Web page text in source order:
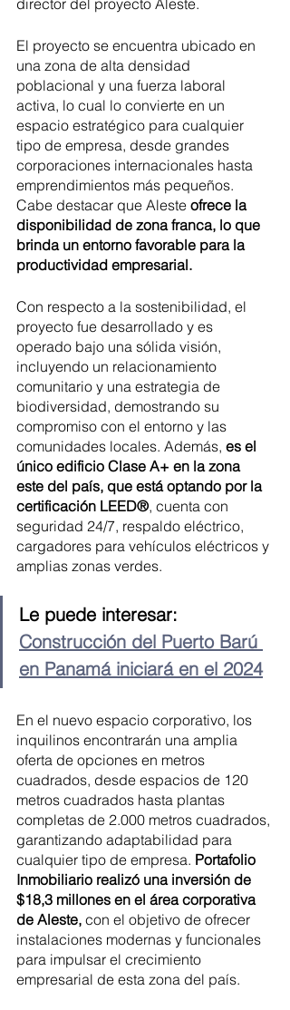
El proyecto se encuentra ubicado en
una zona de alta densidad
poblacional y una fuerza laboral
activa, lo cual lo convierte en un
espacio estratégico para cualquier
tipo de empresa, desde grandes
corporaciones internacionales hasta
emprendimientos más pequeños.
Cabe destacar que Aleste ofrece la
disponibilidad de zona franca, lo que
brinda un entorno favorable para la
productividad empresarial.
Con respecto a la sostenibilidad, el
proyecto fue desarrollado y es
operado bajo una sólida visión,
incluyendo un relacionamiento
comunitario y una estrategia de
biodiversidad, demostrando su
compromiso con el entorno y las
comunidades locales. Además, es el
único edificio Clase A+ en la zona
este del país, que está optando por la
certificación LEED®, cuenta con
seguridad 24/7, respaldo eléctrico,
cargadores para vehículos eléctricos y
amplias zonas verdes.
Le puede interesar:
Construcción del Puerto Barú
en Panamá iniciará en el 2024
En el nuevo espacio corporativo, los
inquilinos encontrarán una amplia
oferta de opciones en metros
cuadrados, desde espacios de 120
metros cuadrados hasta plantas
completas de 2.000 metros cuadrados,
garantizando adaptabilidad para
cualquier tipo de empresa. Portafolio
Inmobiliario realizó una inversión de
$18,3 millones en el área corporativa
de Aleste, con el objetivo de ofrecer
instalaciones modernas y funcionales
para impulsar el crecimiento
empresarial de esta zona del país.